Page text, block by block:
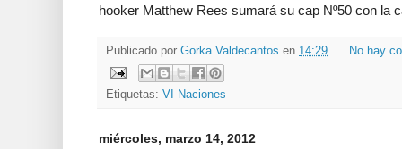
hooker Matthew Rees sumará su cap Nº50 con la
Publicado por Gorka Valdecantos en 14:29 No hay
Etiquetas: VI Naciones
miércoles, marzo 14, 2012